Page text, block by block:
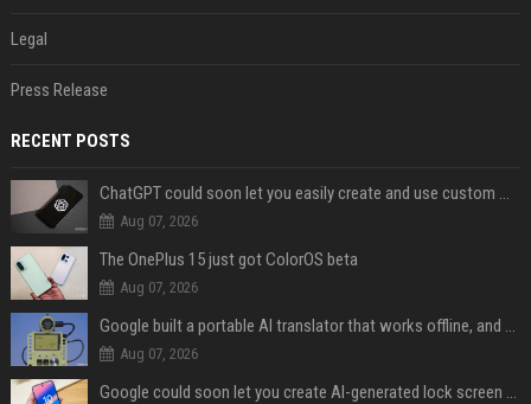
Legal
Press Release
RECENT POSTS
ChatGPT could soon let you easily create and use custom WhatsApp stickers
Aug 07, 2026
The OnePlus 15 just got ColorOS beta
Aug 07, 2026
Google built a portable AI translator that works offline, and you can build one too
Aug 07, 2026
Google could soon let you create AI-generated lock screen clocks on Android